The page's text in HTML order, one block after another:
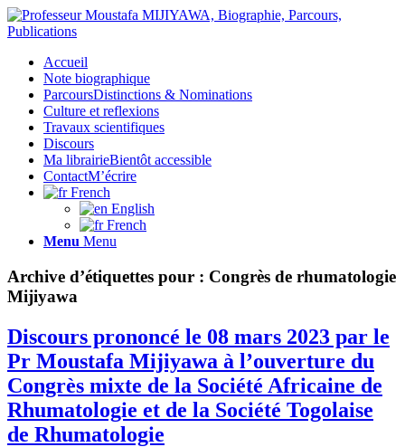
Accueil
Note biographique
ParcoursDistinctions & Nominations
Culture et reflexions
Travaux scientifiques
Discours
Ma librairieBientôt accessible
ContactM’écrire
French
English
French
Menu Menu
Archive d’étiquettes pour : Congrès de rhumatologie
Mijiyawa
Discours prononcé le 08 mars 2023 par le
Pr Moustafa Mijiyawa à l’ouverture du
Congrès mixte de la Société Africaine de
Rhumatologie et de la Société Togolaise
de Rhumatologie